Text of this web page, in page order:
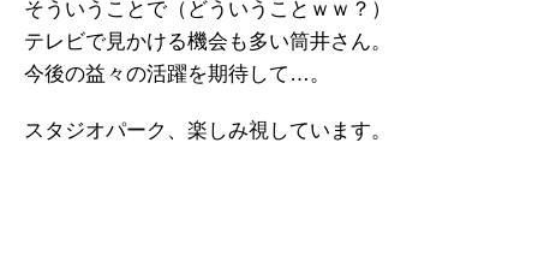
そういうことで（どういうことｗｗ？）
テレビで見かける機会も多い筒井さん。
今後の益々の活躍を期待して…。
スタジオパーク、楽しみ視しています。